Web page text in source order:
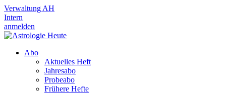
Verwaltung AH
Intern
anmelden
Abo
Aktuelles Heft
Jahresabo
Probeabo
Frühere Hefte